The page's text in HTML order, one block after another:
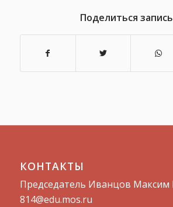
Поделиться
КОНТАКТЫ
Председатель Иванцов Максим
814@edu.mos.ru​